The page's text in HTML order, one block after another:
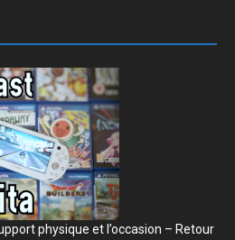
physique et l’occasion – Retour